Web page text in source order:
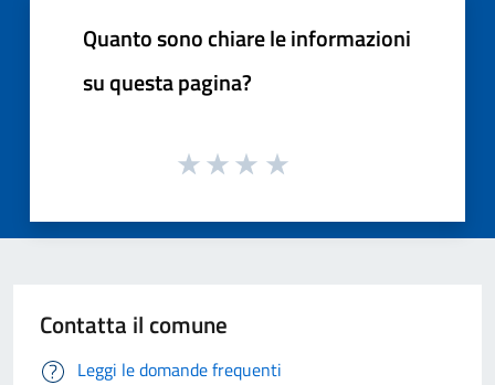
Quanto sono chiare le informazioni
su questa pagina?
Contatta il comune
Leggi le domande frequenti